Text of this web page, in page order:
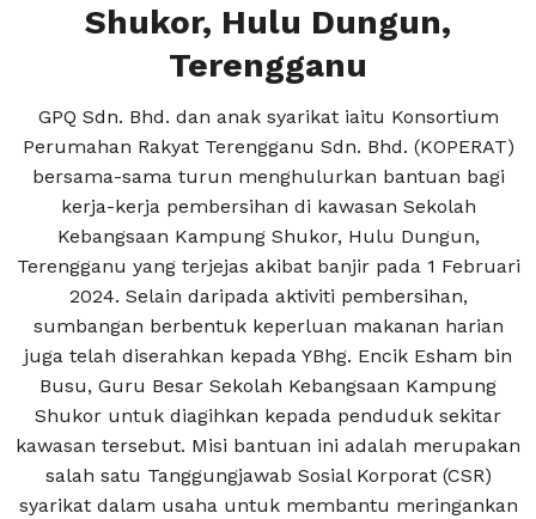
Shukor, Hulu Dungun,
Terengganu
GPQ Sdn. Bhd. dan anak syarikat iaitu Konsortium
Perumahan Rakyat Terengganu Sdn. Bhd. (KOPERAT)
bersama-sama turun menghulurkan bantuan bagi
kerja-kerja pembersihan di kawasan Sekolah
Kebangsaan Kampung Shukor, Hulu Dungun,
Terengganu yang terjejas akibat banjir pada 1 Februari
2024. Selain daripada aktiviti pembersihan,
sumbangan berbentuk keperluan makanan harian
juga telah diserahkan kepada YBhg. Encik Esham bin
Busu, Guru Besar Sekolah Kebangsaan Kampung
Shukor untuk diagihkan kepada penduduk sekitar
kawasan tersebut. Misi bantuan ini adalah merupakan
salah satu Tanggungjawab Sosial Korporat (CSR)
syarikat dalam usaha untuk membantu meringankan